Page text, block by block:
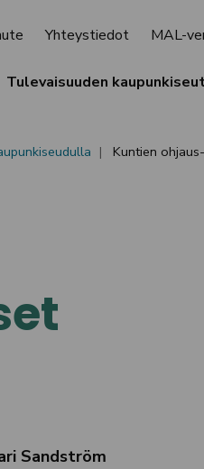
Yhteystiedot MAL-
Tulevaisuuden
Kuntien
Sandström